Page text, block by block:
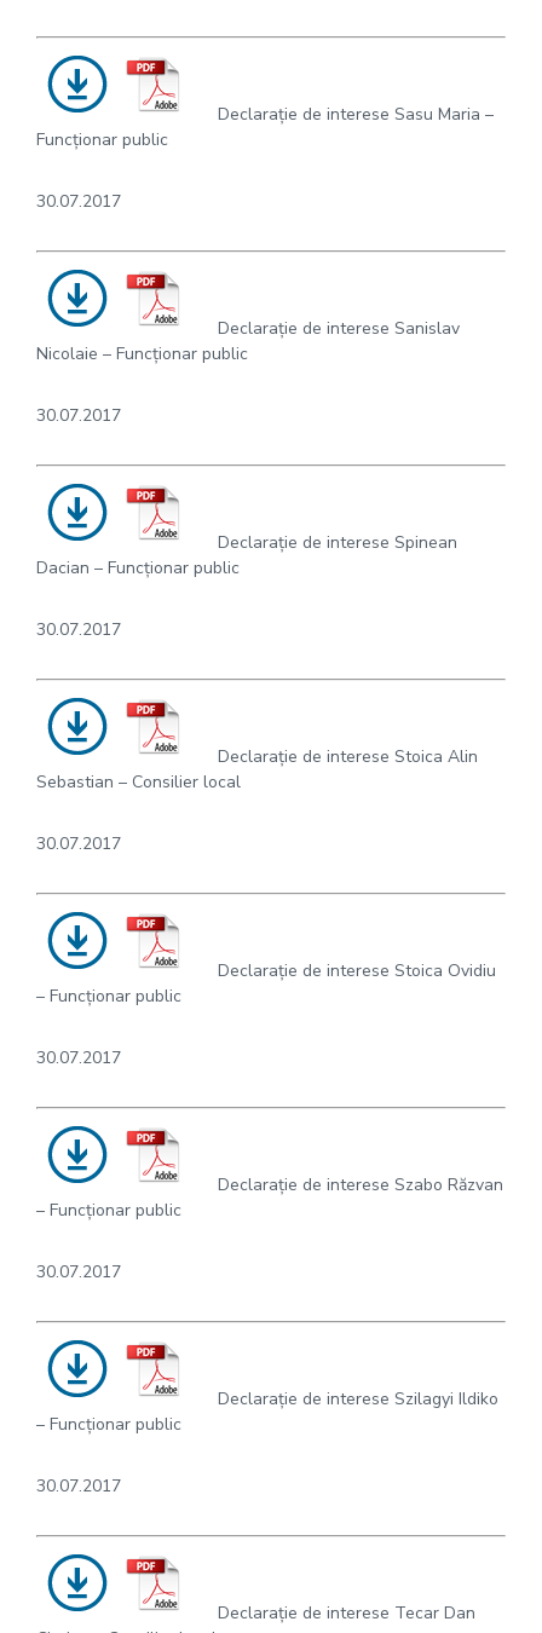
Declarație de interese Sasu Maria –
Funcționar public
30.07.2017
Declarație de interese Sanislav
Nicolaie – Funcționar public
30.07.2017
Declarație de interese Spinean
Dacian – Funcționar public
30.07.2017
Declarație de interese Stoica Alin
Sebastian – Consilier local
30.07.2017
Declarație de interese Stoica Ovidiu
– Funcționar public
30.07.2017
Declarație de interese Szabo Răzvan
– Funcționar public
30.07.2017
Declarație de interese Szilagyi Ildiko
– Funcționar public
30.07.2017
Declarație de interese Tecar Dan